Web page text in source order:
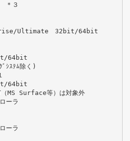
＊３
Ultimate 32bit/64bit
64bit
ﾞｼｽﾃﾑ除く)
64bit
MS Surface等）は対象外
ーラ
ーラ